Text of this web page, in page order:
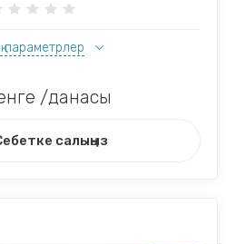
параметрлер
/данасы
салыңыз